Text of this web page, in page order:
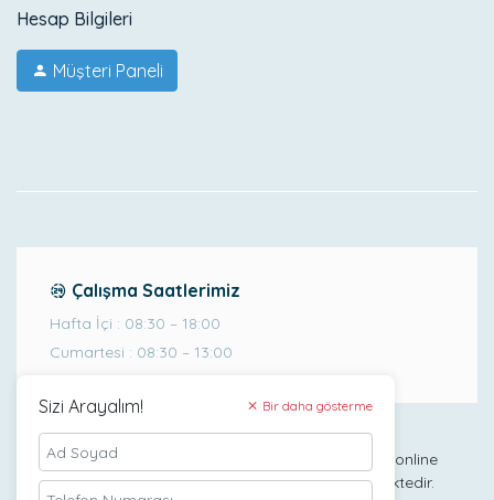
Hesap Bilgileri
Müşteri Paneli
Çalışma Saatlerimiz
Hafta İçi : 08:30 – 18:00
Cumartesi : 08:30 – 13:00
Ataşehir Bilişim
Ataşehir Bilişim, güçlü bir iş ağına sahip olan Webimonline
şirketinin önemli bir iştiraki olarak faaliyet göstermektedir.
Sizi Arayalım! Bir daha gösterme